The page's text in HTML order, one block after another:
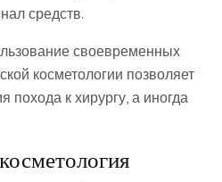
средств.
своевременных
косметологии позволяет
похода к хирургу, а иногда